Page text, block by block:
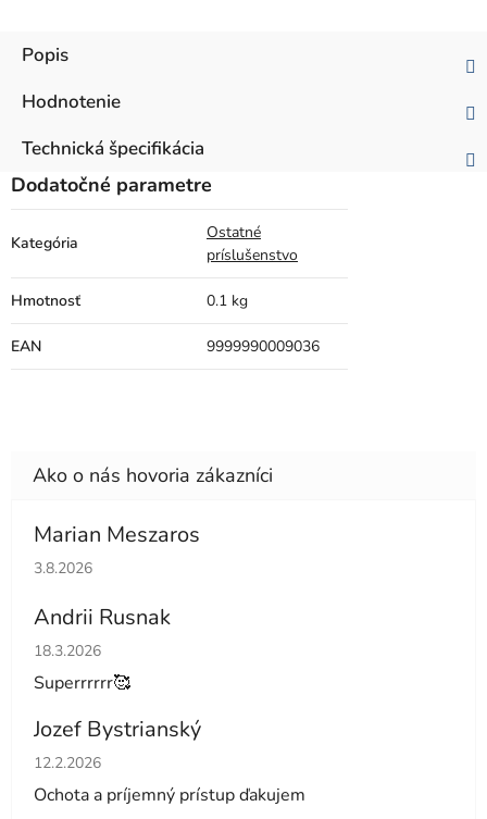
Popis
Hodnotenie
Technická špecifikácia
Dodatočné parametre
Kategória
Ostatné
príslušenstvo
Hmotnosť 0.1 kg
EAN 9999990009036
Marian Meszaros
Hodnotenie obchodu je 5 z 5 hviezdičiek.
3.8.2026
Andrii Rusnak
Hodnotenie obchodu je 5 z 5 hviezdičiek.
18.3.2026
Superrrrrr🥰
Jozef Bystrianský
Hodnotenie obchodu je 5 z 5 hviezdičiek.
12.2.2026
Ochota a príjemný prístup ďakujem